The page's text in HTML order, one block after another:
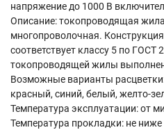
напряжение до 1000 В
Описание: токопроводящая
многопроволочная.
соответствует классу 5 по ГОСТ
токопроводящей жилы
Возможные варианты
красный, синий, белый, желто-
Температура эксплуатации: от
Температура прокладки: не ниже